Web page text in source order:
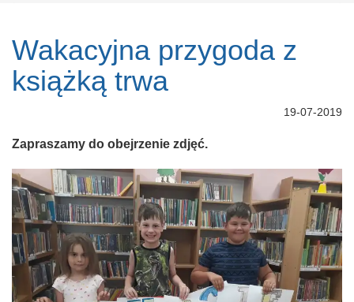
Wakacyjna przygoda z
książką trwa
19-07-2019
Zapraszamy do obejrzenie zdjęć.